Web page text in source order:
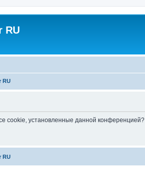
RU
RU
cookie, установленные данной конференцией?
RU